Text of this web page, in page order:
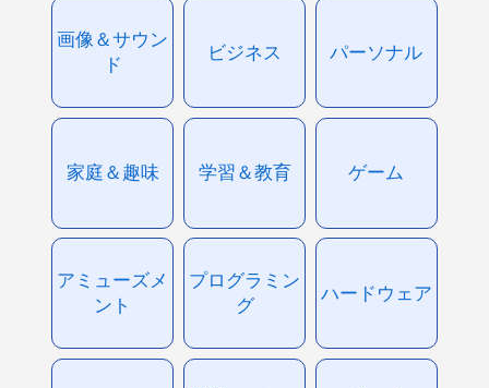
画像＆サウン
ド
ビジネス パーソナル
家庭＆趣味 学習＆教育 ゲーム
アミューズメ
ント
プログラミン
グ
ハードウェア